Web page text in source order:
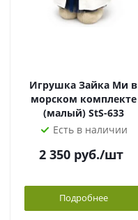
Игрушка Зайка Ми в
морском комплекте
(малый) StS-633
Есть в наличии
2 350руб./шт
Подробнее